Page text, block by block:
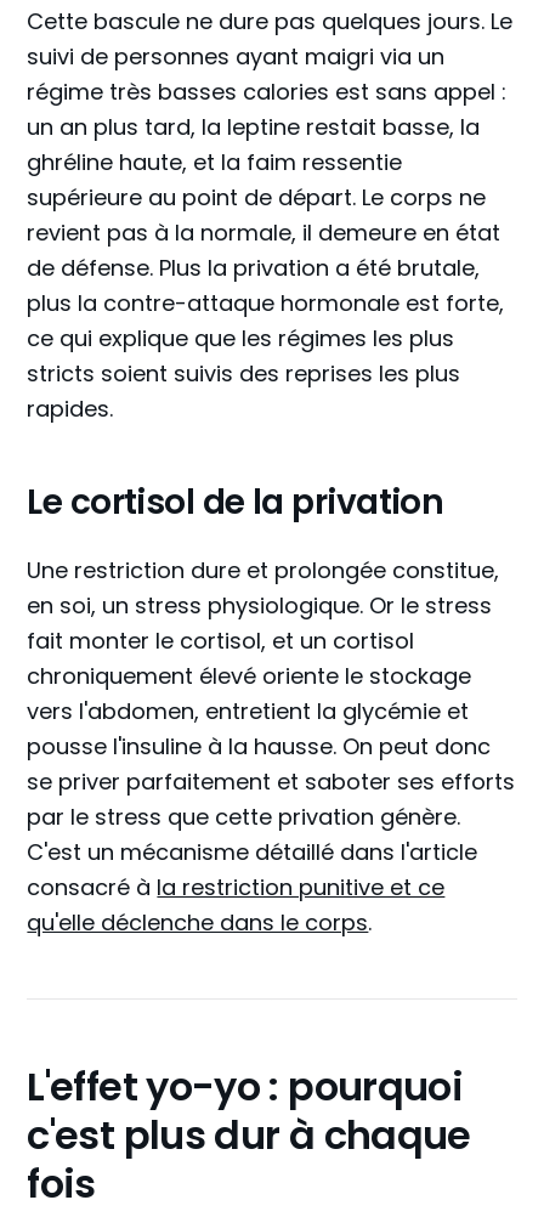
Cette bascule ne dure pas quelques jours. Le
suivi de personnes ayant maigri via un
régime très basses calories est sans appel :
un an plus tard, la leptine restait basse, la
ghréline haute, et la faim ressentie
supérieure au point de départ. Le corps ne
revient pas à la normale, il demeure en état
de défense. Plus la privation a été brutale,
plus la contre-attaque hormonale est forte,
ce qui explique que les régimes les plus
stricts soient suivis des reprises les plus
rapides.
Le cortisol de la privation
Une restriction dure et prolongée constitue,
en soi, un stress physiologique. Or le stress
fait monter le cortisol, et un cortisol
chroniquement élevé oriente le stockage
vers l'abdomen, entretient la glycémie et
pousse l'insuline à la hausse. On peut donc
se priver parfaitement et saboter ses efforts
par le stress que cette privation génère.
C'est un mécanisme détaillé dans l'article
consacré à la restriction punitive et ce
qu'elle déclenche dans le corps.
L'effet yo-yo : pourquoi
c'est plus dur à chaque
fois